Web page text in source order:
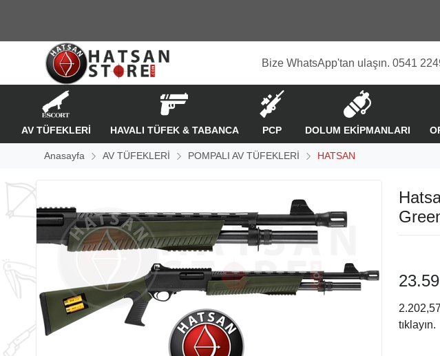
Bize WhatsApp'tan ulaşın. 0541
AV TÜFEKLERİ HAVALI TÜFEK & TABANCA PCP DOLUM EKİPMANLARI
Anasayfa AV TÜFEKLERİ POMPALI AV TÜFEKLERİ HATSAN
tıklayın.